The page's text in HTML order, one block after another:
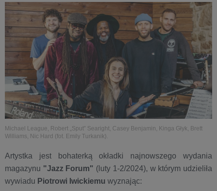
Michael League, Robert „Sput” Searight, Casey Benjamin, Kinga Głyk, Brett
Williams, Nic Hard (fot. Emily Turkanik).
Artystka jest bohaterką okładki najnowszego wydania
magazynu "Jazz Forum" (luty 1-2/2024), w którym udzieliła
wywiadu Piotrowi Iwickiemu wyznając: